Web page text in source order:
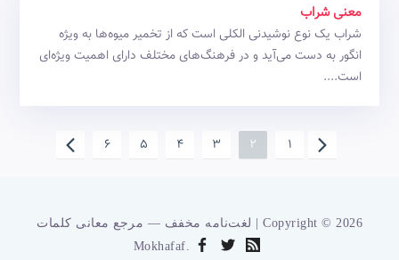
معنی شراب
شراب یک نوع نوشیدنی الکلی است که از تخمیر میوه‌ها به ویژه
انگور به دست می‌آید و در فرهنگ‌های مختلف دارای اهمیت ویژه‌ای
است....
1
2
3
4
5
6
لغت‌نامه مخفف — مرجع معانی کلمات | Copyright © 2026
Mokhafaf.